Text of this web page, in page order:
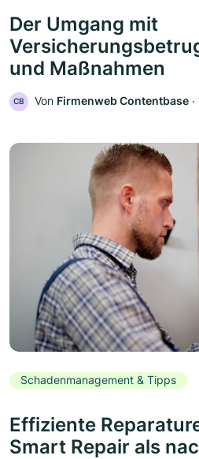
Der Umgang mit
und Maßnahmen
CB Von Firmenweb Contentbase ‧
Schadenmanagement & Tipps
Effiziente
Smart Repair als